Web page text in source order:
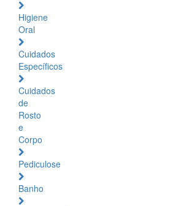
Higiene
Oral
Cuidados
Específicos
Cuidados
de
Rosto
e
Corpo
Pediculose
Banho